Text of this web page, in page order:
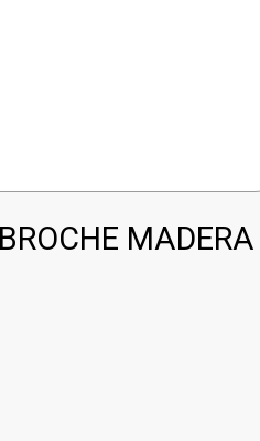
MADERA